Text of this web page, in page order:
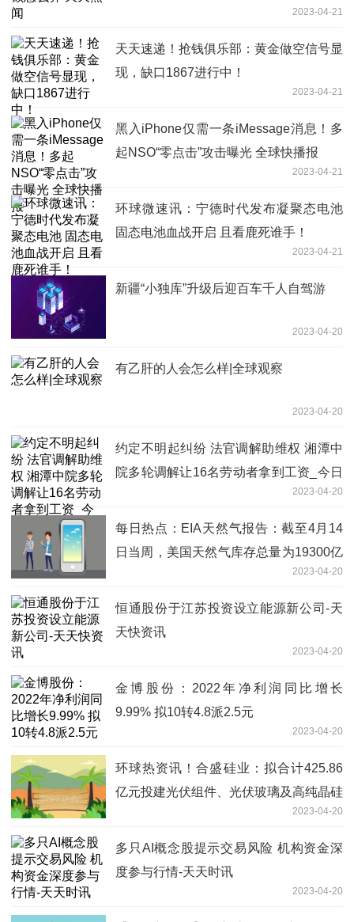
2023-04-21
天天速递！抢钱俱乐部：黄金做空信号显
现，缺口1867进行中！
2023-04-21
黑入iPhone仅需一条iMessage消息！多
起NSO“零点击”攻击曝光 全球快播报
2023-04-21
环球微速讯：宁德时代发布凝聚态电池
固态电池血战开启 且看鹿死谁手！
2023-04-21
新疆“小独库”升级后迎百车千人自驾游
2023-04-20
有乙肝的人会怎么样|全球观察
2023-04-20
约定不明起纠纷 法官调解助维权 湘潭中
院多轮调解让16名劳动者拿到工资_今日
2023-04-20
每日热点：EIA天然气报告：截至4月14
日当周，美国天然气库存总量为19300亿
立方英尺，较此前一周增加750亿立方英
尺，较去年同期增加4880亿立方英尺，
同比增幅33.8%，同时较5年均值高3290
2023-04-20
恒通股份于江苏投资设立能源新公司-天
天快资讯
2023-04-20
金博股份：2022年净利润同比增长
9.99% 拟10转4.8派2.5元
2023-04-20
环球热资讯！合盛硅业：拟合计425.86
亿元投建光伏组件、光伏玻璃及高纯晶硅
2023-04-20
多只AI概念股提示交易风险 机构资金深
度参与行情-天天时讯
2023-04-20